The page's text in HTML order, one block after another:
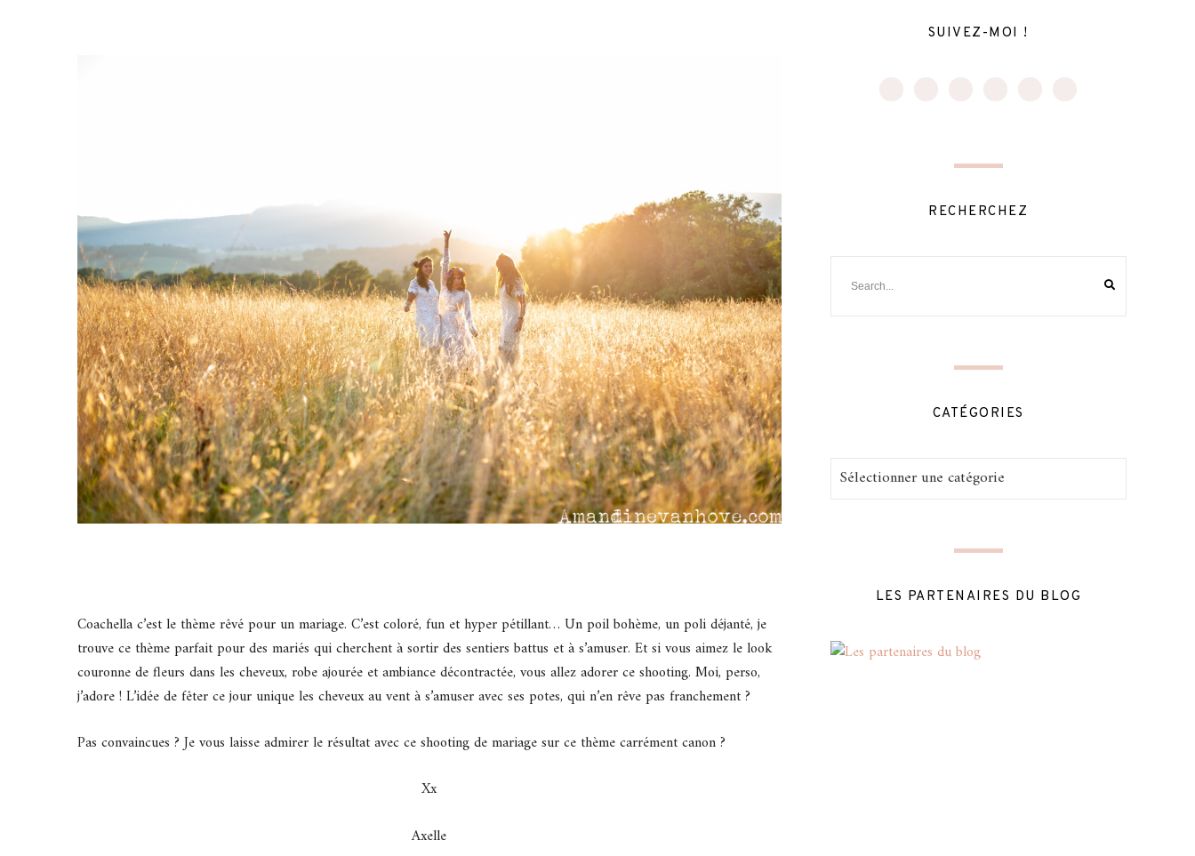
Coachella c’est le thème rêvé pour un mariage. C’est coloré, fun et hyper pétillant… Un poil bohème, un poli déjanté, je
trouve ce thème parfait pour des mariés qui cherchent à sortir des sentiers battus et à s’amuser. Et si vous aimez le look
couronne de fleurs dans les cheveux, robe ajourée et ambiance décontractée, vous allez adorer ce shooting. Moi, perso,
j’adore ! L’idée de fêter ce jour unique les cheveux au vent à s’amuser avec ses potes, qui n’en rêve pas franchement ?
Pas convaincues ? Je vous laisse admirer le résultat avec ce shooting de mariage sur ce thème carrément canon ?
Xx
Axelle
SUIVEZ-MOI !
RECHERCHEZ
CATÉGORIES
Catégories
LES PARTENAIRES DU BLOG